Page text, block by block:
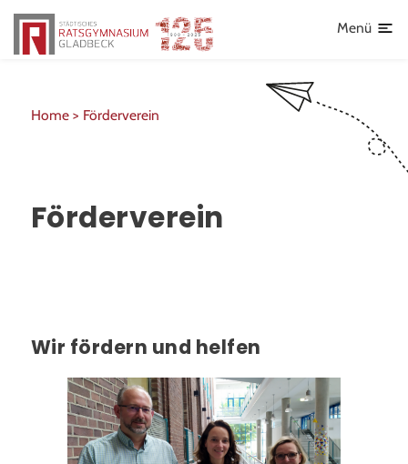
Menü
Home > Förderverein
Förderverein
Wir fördern und helfen